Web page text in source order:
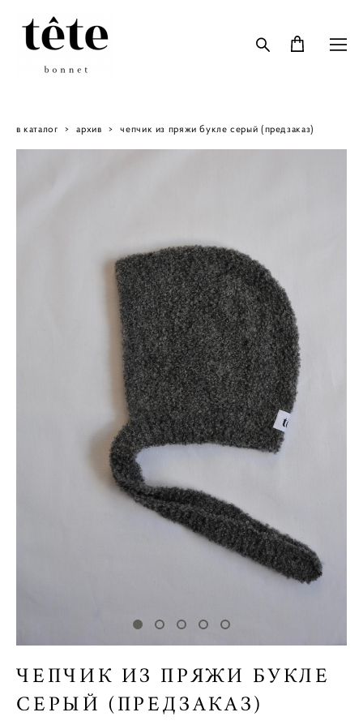
в каталог > архив > чепчик из пряжи букле серый (предзаказ)
ЧЕПЧИК ИЗ ПРЯЖИ БУКЛЕ
СЕРЫЙ (ПРЕДЗАКАЗ)